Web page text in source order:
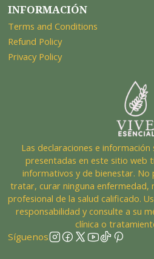
INFORMACIÓN
Terms and Conditions
Refund Policy
Privacy Policy
Las declaraciones e información
presentadas en este sitio web
informativos y de bienestar.
tratar, curar ninguna enfermedad,
profesional de la salud calificado.
responsabilidad y consulte a su
clínica o
Síguenos